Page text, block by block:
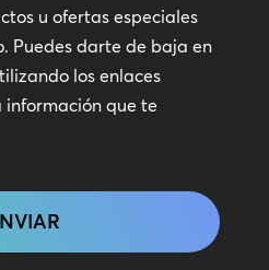
u ofertas especiales
Puedes darte de baja en
los enlaces
que te